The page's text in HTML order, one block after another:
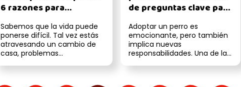
6 razones para
rendirte
Sabemos que la vida puede
ponerse difícil. Tal vez estás
atravesando un cambio de
casa, problemas
de preguntas clave para
el veterinario
Adoptar un perro es
emocionante, pero también
implica nuevas
responsabilidades. Una de las